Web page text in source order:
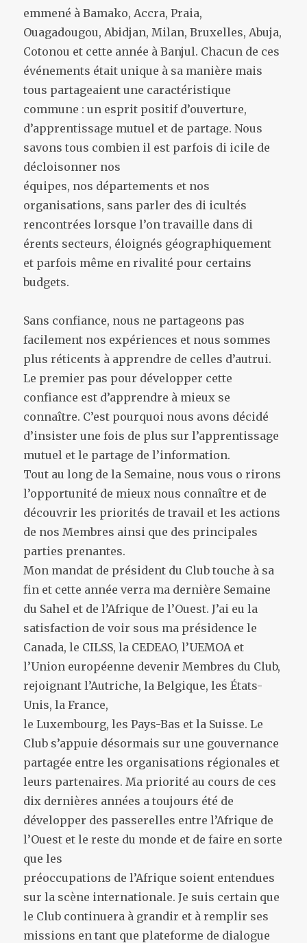
emmené à Bamako, Accra, Praia,
Ouagadougou, Abidjan, Milan, Bruxelles, Abuja,
Cotonou et cette année à Banjul. Chacun de ces
événements était unique à sa manière mais
tous partageaient une caractéristique
commune : un esprit positif d’ouverture,
d’apprentissage mutuel et de partage. Nous
savons tous combien il est parfois di icile de
décloisonner nos
équipes, nos départements et nos
organisations, sans parler des di icultés
rencontrées lorsque l’on travaille dans di
érents secteurs, éloignés géographiquement
et parfois même en rivalité pour certains
budgets.
Sans confiance, nous ne partageons pas
facilement nos expériences et nous sommes
plus réticents à apprendre de celles d’autrui.
Le premier pas pour développer cette
confiance est d’apprendre à mieux se
connaître. C’est pourquoi nous avons décidé
d’insister une fois de plus sur l’apprentissage
mutuel et le partage de l’information.
Tout au long de la Semaine, nous vous o rirons
l’opportunité de mieux nous connaître et de
découvrir les priorités de travail et les actions
de nos Membres ainsi que des principales
parties prenantes.
Mon mandat de président du Club touche à sa
fin et cette année verra ma dernière Semaine
du Sahel et de l’Afrique de l’Ouest. J’ai eu la
satisfaction de voir sous ma présidence le
Canada, le CILSS, la CEDEAO, l’UEMOA et
l’Union européenne devenir Membres du Club,
rejoignant l’Autriche, la Belgique, les États-
Unis, la France,
le Luxembourg, les Pays-Bas et la Suisse. Le
Club s’appuie désormais sur une gouvernance
partagée entre les organisations régionales et
leurs partenaires. Ma priorité au cours de ces
dix dernières années a toujours été de
développer des passerelles entre l’Afrique de
l’Ouest et le reste du monde et de faire en sorte
que les
préoccupations de l’Afrique soient entendues
sur la scène internationale. Je suis certain que
le Club continuera à grandir et à remplir ses
missions en tant que plateforme de dialogue